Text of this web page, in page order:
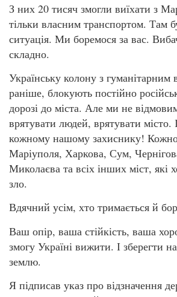
З них 20 тисяч змогли виїхати з
тільки власним транспортом. Там
ситуація. Ми боремося за вас.
складно.
Українську колону з гуманітарним
раніше, блокують постійно
дорозі до міста. Але ми не
врятувати людей, врятувати місто.
кожному нашому захиснику!
Маріуполя, Харкова, Сум,
Миколаєва та всіх інших міст, які
зло.
Вдячний усім, хто тримається й
Ваш опір, ваша стійкість, ваша
змогу Україні вижити. І зберегти
землю.
Я підписав указ про відзначення